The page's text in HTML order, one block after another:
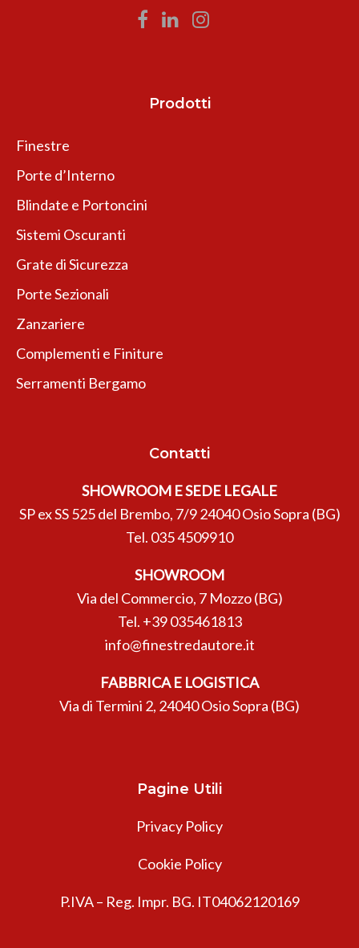
Prodotti
Finestre
Porte d’Interno
Blindate e Portoncini
Sistemi Oscuranti
Grate di Sicurezza
Porte Sezionali
Zanzariere
Complementi e Finiture
Serramenti Bergamo
Contatti
SHOWROOM E SEDE LEGALE
SP ex SS 525 del Brembo, 7/9 24040 Osio Sopra (BG)
Tel. 035 4509910
SHOWROOM
Via del Commercio, 7 Mozzo (BG)
Tel. +39 035461813
info@finestredautore.it
FABBRICA E LOGISTICA
Via di Termini 2, 24040 Osio Sopra (BG)
Pagine Utili
Privacy Policy
Cookie Policy
P.IVA – Reg. Impr. BG. IT04062120169